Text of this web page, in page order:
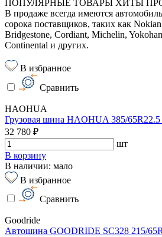
ПОПУЛЯРНЫЕ ТОВАРЫ ХИТЫ
В продаже всегда имеются
сорока поставщиков, таких как
Bridgestone, Cordiant, Michelin,
Continental и других.
В избранное
Сравнить
HAOHUA
Грузовая шина HAOHUA 385/65R22.5
32 780 ₽
шт
В корзину
В наличии: мало
В избранное
Сравнить
Goodride
Автошина GOODRIDE SC328 215/